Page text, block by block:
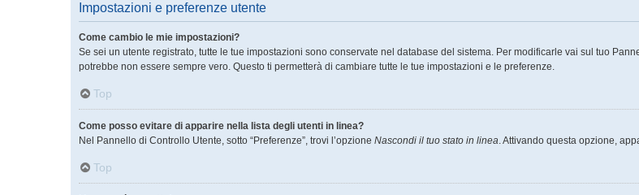
Impostazioni e preferenze utente
Come cambio le mie impostazioni?
Se sei un utente registrato, tutte le tue impostazioni sono conservate nel database del sistema. Per modificarle vai sul tuo
potrebbe non essere sempre vero. Questo ti permetterà di cambiare tutte le tue impostazioni e le preferenze.
Top
Come posso evitare di apparire nella lista degli utenti in linea?
Nel Pannello di Controllo Utente, sotto “Preferenze”, trovi l’opzione Nascondi il tuo stato in linea. Attivando questa opzione,
Top